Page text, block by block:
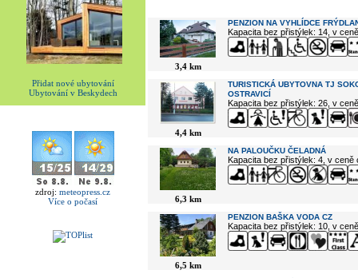
Přidat nové ubytování
Ubytování v Beskydech
zdroj: meteopress.cz
Více o počasí
3,4 km
PENZION NA VYHLÍDCE
Kapacita bez přistýlek: 14, v
4,4 km
TURISTICKÁ UBYTOVNA TJ
OSTRAVICÍ
Kapacita bez přistýlek: 26, v
6,3 km
NA PALOUČKU ČELADNÁ
Kapacita bez přistýlek: 4, v ceně
6,5 km
PENZION BAŠKA VODA CZ
Kapacita bez přistýlek: 10, v